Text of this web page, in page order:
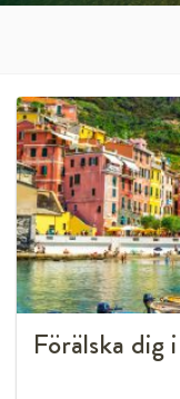
Förälska dig